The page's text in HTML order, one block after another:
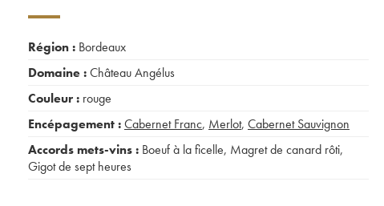
Région : Bordeaux
Domaine :Château Angélus
Couleur : rouge
Encépagement :Cabernet Franc, Merlot, Cabernet Sauvignon
Accords mets-vins : Boeuf à la ficelle, Magret de canard rôti,
Gigot de sept heures